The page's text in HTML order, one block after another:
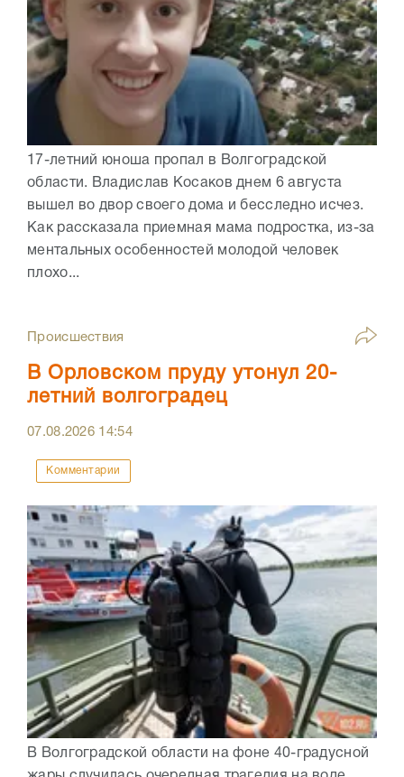
17-летний юноша пропал в Волгоградской
области. Владислав Косаков днем 6 августа
вышел во двор своего дома и бесследно исчез.
Как рассказала приемная мама подростка, из-за
ментальных особенностей молодой человек
плохо...
Происшествия
В Орловском пруду утонул 20-
летний волгоградец
07.08.2026 14:54
Комментарии
В Волгоградской области на фоне 40-градусной